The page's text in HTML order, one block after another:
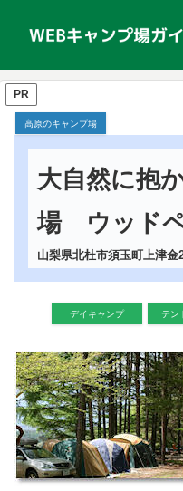
PR
高原のキャンプ場
大自然に抱
場 ウッド
山梨県北杜市須玉町上津金
デイキャンプ テン